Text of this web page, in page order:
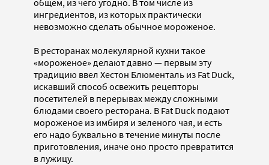
ингредиентов, из которых практически
невозможно сделать обычное мороженое.
В ресторанах молекулярной кухни такое
«мороженое» делают давно — первым эту
традицию ввел Хестон Блюменталь из Fat Duck,
искавший способ освежить рецепторы
посетителей в перерывах между сложными
блюдами своего ресторана. В Fat Duck подают
мороженое из имбиря и зеленого чая, и есть
его надо буквально в течение минуты после
приготовления, иначе оно просто превратится
в лужицу.